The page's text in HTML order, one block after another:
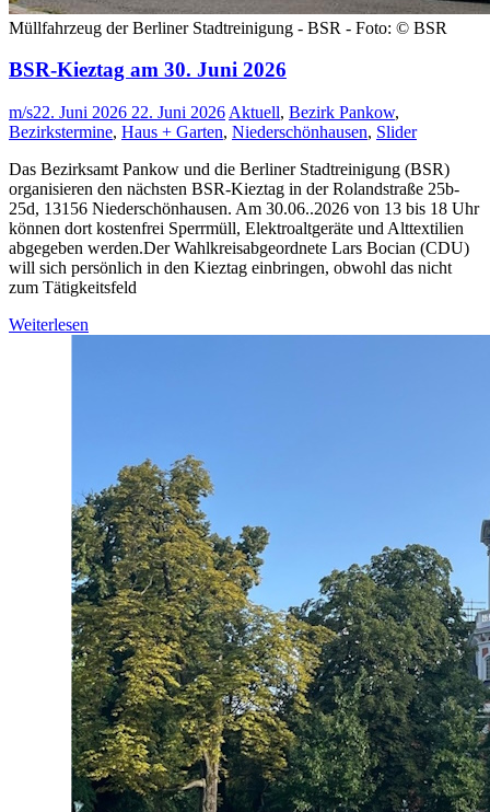
Müllfahrzeug der Berliner Stadtreinigung - BSR - Foto: © BSR
BSR-Kieztag am 30. Juni 2026
m/s22. Juni 2026 22. Juni 2026 Aktuell, Bezirk Pankow,
Bezirkstermine, Haus + Garten, Niederschönhausen, Slider
Das Bezirksamt Pankow und die Berliner Stadtreinigung (BSR)
organisieren den nächsten BSR-Kieztag in der Rolandstraße 25b-
25d, 13156 Niederschönhausen. Am 30.06..2026 von 13 bis 18 Uhr
können dort kostenfrei Sperrmüll, Elektroaltgeräte und Alttextilien
abgegeben werden.Der Wahlkreisabgeordnete Lars Bocian (CDU)
will sich persönlich in den Kieztag einbringen, obwohl das nicht
zum Tätigkeitsfeld
Weiterlesen